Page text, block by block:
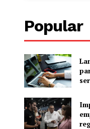
Popular